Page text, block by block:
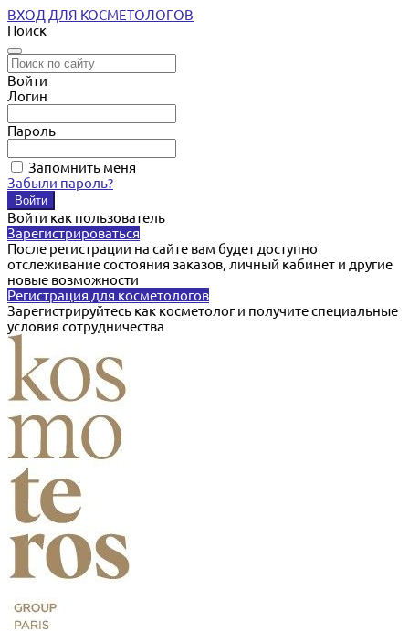
ВХОД ДЛЯ КОСМЕТОЛОГОВ
Поиск
Войти
Логин
Пароль
Запомнить меня
Забыли пароль?
Войти как пользователь
Зарегистрироваться
После регистрации на сайте вам будет доступно
отслеживание состояния заказов, личный кабинет и другие
новые возможности
Регистрация для косметологов
Зарегистрируйтесь как косметолог и получите специальные
условия сотрудничества